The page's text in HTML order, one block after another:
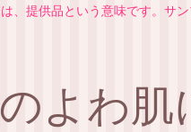
提供品という意味です。サ
よわ肌